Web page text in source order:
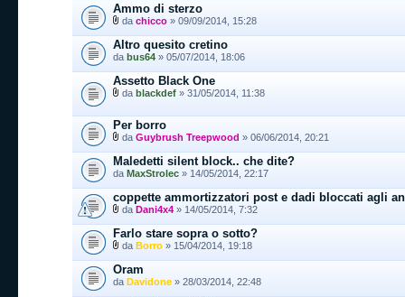
Ammo di sterzo
da chicco » 09/09/2014, 15:28
Altro quesito cretino
da bus64 » 05/07/2014, 18:06
Assetto Black One
da blackdef » 31/05/2014, 11:38
Per borro
da Guybrush Treepwood » 06/06/2014, 20:21
Maledetti silent block.. che dite?
da MaxStrolec » 14/05/2014, 22:17
coppette ammortizzatori post e dadi bloccati agli
da Dani4x4 » 14/05/2014, 7:32
Farlo stare sopra o sotto?
da Borro » 15/04/2014, 19:18
Oram
da Davidone » 28/03/2014, 22:48